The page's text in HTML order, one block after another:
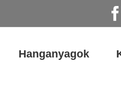
Hanganyagok